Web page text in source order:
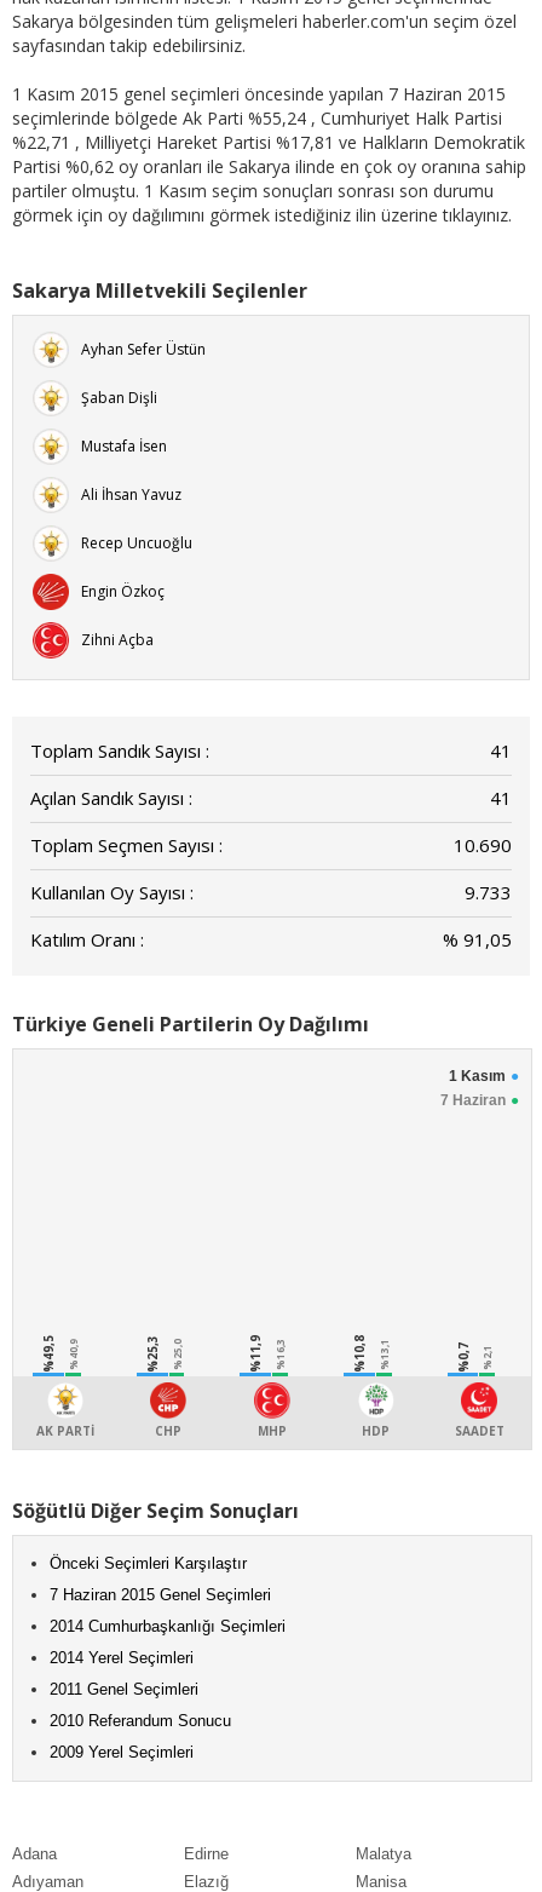
Adana
Adıyaman
Edirne
Elazığ
Malatya
Manisa
Sakarya bölgesinden tüm gelişmeleri haberler.com'un seçim özel
sayfasından takip edebilirsiniz.
1 Kasım 2015 genel seçimleri öncesinde yapılan 7 Haziran 2015
seçimlerinde bölgede Ak Parti %55,24 , Cumhuriyet Halk Partisi
%22,71 , Milliyetçi Hareket Partisi %17,81 ve Halkların Demokratik
Partisi %0,62 oy oranları ile Sakarya ilinde en çok oy oranına sahip
partiler olmuştu. 1 Kasım seçim sonuçları sonrası son durumu
görmek için oy dağılımını görmek istediğiniz ilin üzerine tıklayınız.
Sakarya Milletvekili Seçilenler
Ayhan Sefer Üstün
Şaban Dişli
Mustafa İsen
Ali İhsan Yavuz
Recep Uncuoğlu
Engin Özkoç
Zihni Açba
Toplam Sandık Sayısı :
41
Açılan Sandık Sayısı :
41
Toplam Seçmen Sayısı :
10.690
Kullanılan Oy Sayısı :
9.733
Katılım Oranı :
% 91,05
Türkiye Geneli Partilerin Oy Dağılımı
1 Kasım
7 Haziran
%49,5 %40,9
AK PARTİ
%25,3 %25,0
CHP
%11,9 %16,3
MHP
%10,8 %13,1
HDP
%0,7 %2,1
SAADET
Söğütlü Diğer Seçim Sonuçları
Önceki Seçimleri Karşılaştır
7 Haziran 2015 Genel Seçimleri
2014 Cumhurbaşkanlığı Seçimleri
2014 Yerel Seçimleri
2011 Genel Seçimleri
2010 Referandum Sonucu
2009 Yerel Seçimleri